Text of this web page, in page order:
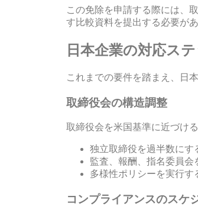
この免除を申請する際には、
す比較資料を提出する必要があ
日本企業の対応ス
これまでの要件を踏まえ、日
取締役会の構造調整
取締役会を米国基準に近づけ
独立取締役を過半数にす
監査、報酬、指名委員会
多様性ポリシーを実行す
コンプライアンスのスケ